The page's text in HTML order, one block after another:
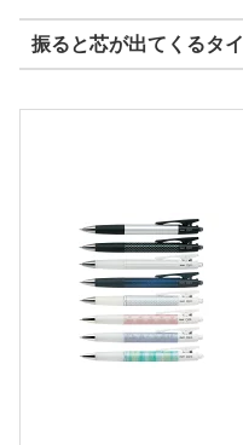
振ると芯が出てくるタ